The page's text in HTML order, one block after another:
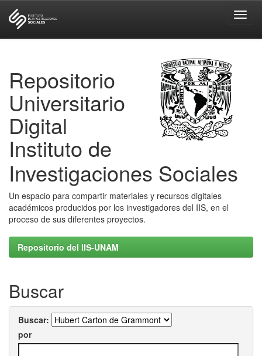
Repositorio
Universitario
Digital
Instituto de
Investigaciones Sociales
Un espacio para compartir materiales y recursos digitales
académicos producidos por los investigadores del IIS, en el
proceso de sus diferentes proyectos.
Repositorio del IIS-UNAM
Buscar
Buscar:
por